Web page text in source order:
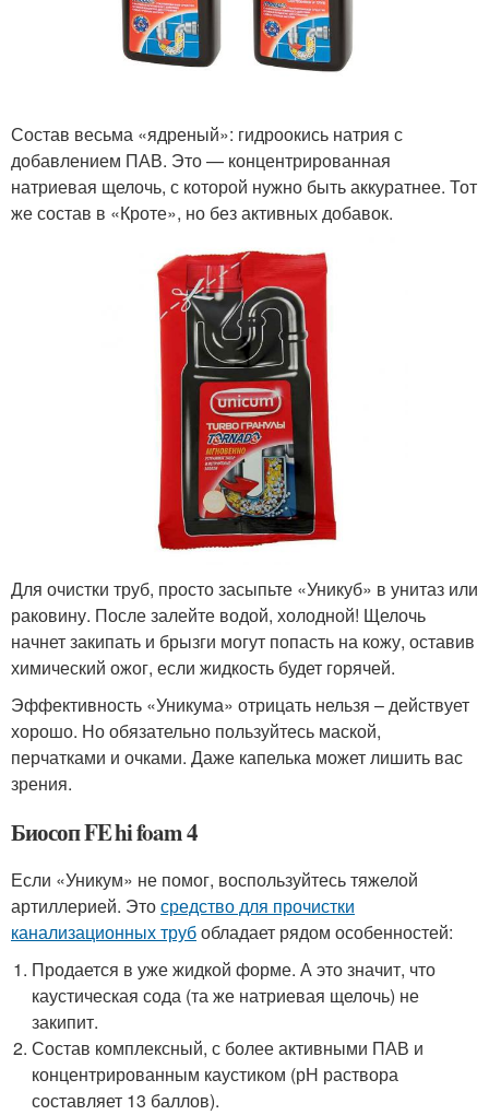
Состав весьма «ядреный»: гидроокись натрия с
добавлением ПАВ. Это — концентрированная
натриевая щелочь, с которой нужно быть аккуратнее. Тот
же состав в «Кроте», но без активных добавок.
Для очистки труб, просто засыпьте «Уникуб» в унитаз или
раковину. После залейте водой, холодной! Щелочь
начнет закипать и брызги могут попасть на кожу, оставив
химический ожог, если жидкость будет горячей.
Эффективность «Уникума» отрицать нельзя – действует
хорошо. Но обязательно пользуйтесь маской,
перчатками и очками. Даже капелька может лишить вас
зрения.
Биосоп FE hi foam 4
Если «Уникум» не помог, воспользуйтесь тяжелой
артиллерией. Этосредство для прочистки
канализационных трубобладает рядом особенностей:
Продается в уже жидкой форме. А это значит, что
каустическая сода (та же натриевая щелочь) не
закипит.
Состав комплексный, с более активными ПАВ и
концентрированным каустиком (рН раствора
составляет 13 баллов).